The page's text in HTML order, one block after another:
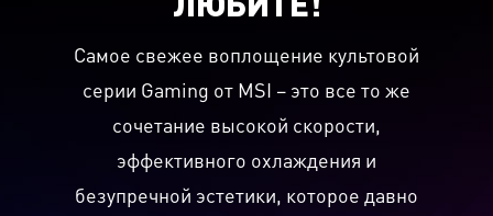
Самое свежее воплощение культовой
серии Gaming от MSI – это все то же
сочетание высокой скорости,
эффективного охлаждения и
безупречной эстетики, которое давно